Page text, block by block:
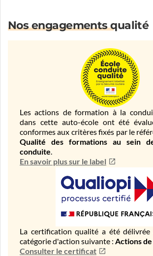
Nos engagements qualité
Les actions de formation à la
dans cette auto-école ont été
conformes aux critères fixés par le
Qualité des formations au sein
conduite.
En savoir plus sur le label
La certification qualité a été
catégorie d'action suivante : Actions
Consulter le certificat